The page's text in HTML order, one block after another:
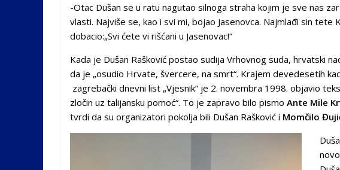
-Otac Dušan se u ra­tu na­gu­tao sil­no­ga stra­ha ko­jim je sve nas
vla­sti. Naj­vi­še se, kao i svi mi, bo­jao Ja­se­nov­ca. Naj­mla­đi sin te­te
do­ba­cio:„Svi će­te vi ri­šća­ni u Ja­se­no­vac!“
Kada je Dušan Rašković postao sudija Vrhovnog suda, hrvatski
da je „osudio Hrvate, švercere, na smrt“. Krajem devedesetih
zagrebački dnevni list „Vjesnik“ je 2. novembra 1998. objavio
zločin uz talijansku pomoć“. To je zapravo bilo pismo Ante Mile
tvrdi da su organizatori pokolja bili Dušan Rašković i Momčilo